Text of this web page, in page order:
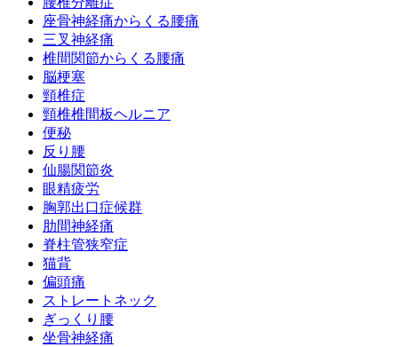
座骨神経痛からくる腰痛
三叉神経痛
椎間関節からくる腰痛
脳梗塞
頸椎症
頸椎椎間板ヘルニア
便秘
反り腰
仙腸関節炎
眼精疲労
胸郭出口症候群
肋間神経痛
脊柱管狭窄症
猫背
偏頭痛
ストレートネック
ぎっくり腰
坐骨神経痛